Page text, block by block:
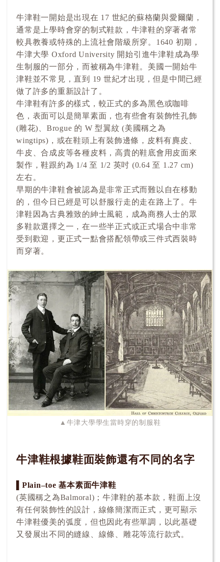
牛津鞋一開始是出現在 17 世紀的蘇格蘭與愛爾蘭，
通常是上學時會穿的制式鞋款，牛津鞋的穿著者常
較具教養或特殊的上流社會階級所穿。1640 初期，
牛津大學 Oxford University 開始引進牛津鞋成為學
生制服的一部分，而被稱為牛津鞋。美國一開始牛
津鞋並不常見，直到 19 世紀才出現，但是中間已經
做了許多的重新設計了。
牛津鞋有許多的樣式，較正式的多為黑色或咖啡
色，表面可以是簡單素面，也有些會有裝飾性孔飾
(雕花)、Brogue 的 W 型翼紋 (美國稱之為
wingtips)，或在鞋頭上有裝飾邊條，皮料有麂皮、
牛皮、合成皮等各種皮料，高貴的鞋底會用皮面來
製作，鞋跟約為 1/4 至 1/2 英吋 (0.64 至 1.27 cm)
左右。
早期的牛津鞋會被認為是非常正式而難以自在移動
的，但今日已經是可以舒服行走的走在路上了。牛
津鞋因為古典雅致的紳士風範，成為商務人士的眾
多鞋款選擇之一，在一些半正式或正式場合中非常
受到歡迎，更正式一點會搭配領帶或三件式西裝時
而穿著。
▲牛津大學學生當時穿的制服鞋
牛津鞋根據鞋面裝飾還有不同的名字
▌Plain–toe 基本素面牛津鞋
(英國稱之為Balmoral)；牛津鞋的基本款，鞋面上沒
有任何裝飾性的設計，線條簡潔而正式，更可顯示
牛津鞋優美的弧度，但也因此有些單調，以此基礎
又發展出不同的縫線、線條、雕花等流行款式。